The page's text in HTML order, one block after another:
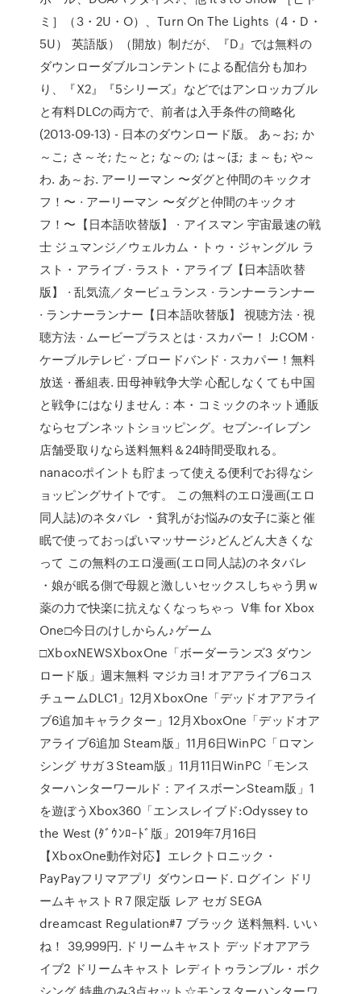
ミ］（3・2U・O）、Turn On The Lights（4・D・
5U） 英語版）（開放）制だが、『D』では無料の
ダウンローダブルコンテントによる配信分も加わ
り、『X2』『5シリーズ』などではアンロッカブル
と有料DLCの両方で、前者は入手条件の簡略化
(2013-09-13) - 日本のダウンロード版。 あ～お; か
～こ; さ～そ; た～と; な～の; は～ほ; ま～も; や～
わ. あ～お. アーリーマン 〜ダグと仲間のキックオ
フ！〜 · アーリーマン 〜ダグと仲間のキックオ
フ！〜【日本語吹替版】 · アイスマン 宇宙最速の戦
士 ジュマンジ／ウェルカム・トゥ・ジャングル ラ
スト・アライブ · ラスト・アライブ【日本語吹替
版】 · 乱気流／タービュランス · ランナーランナー
· ランナーランナー【日本語吹替版】 視聴方法 · 視
聴方法 · ムービープラスとは · スカパー！ J:COM ·
ケーブルテレビ · ブロードバンド · スカパー！無料
放送 · 番組表. 田母神戦争大学 心配しなくても中国
と戦争にはなりません：本・コミックのネット通販
ならセブンネットショッピング。セブン‐イレブン
店舗受取りなら送料無料＆24時間受取れる。
nanacoポイントも貯まって使える便利でお得なシ
ョッピングサイトです。 この無料のエロ漫画(エロ
同人誌)のネタバレ ・貧乳がお悩みの女子に薬と催
眠で使っておっぱいマッサージ♪どんどん大きくな
って この無料のエロ漫画(エロ同人誌)のネタバレ
・娘が眠る側で母親と激しいセックスしちゃう男ｗ
薬の力で快楽に抗えなくなっちゃっ V隼 for Xbox
One□今日のけしからん♪ゲーム
□XboxNEWSXboxOne「ボーダーランズ3 ダウン
ロード版」週末無料 マジカヨ! オアアライブ6コス
チュームDLC1」12月XboxOne「デッドオアアライ
ブ6追加キャラクター」12月XboxOne「デッドオア
アライブ6追加 Steam版」11月6日WinPC「ロマン
シング サガ３Steam版」11月11日WinPC「モンス
ターハンターワールド：アイスボーンSteam版」1
を遊ぼうXbox360「エンスレイブド:Odyssey to
the West (ﾀﾞｳﾝﾛｰﾄﾞ版」2019年7月16日
【XboxOne動作対応】エレクトロニック・
PayPayフリマアプリ ダウンロード. ログイン ドリ
ームキャストＲ7 限定版 レア セガ SEGA
dreamcast Regulation#7 ブラック 送料無料. いい
ね！ 39,999円. ドリームキャスト デッドオアアラ
イブ2 ドリームキャスト レディトゥランブル・ボク
シング 特典のみ3点セット☆モンスターハンターワ